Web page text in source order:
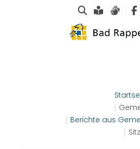
Suche
Leichte
Berichte aus